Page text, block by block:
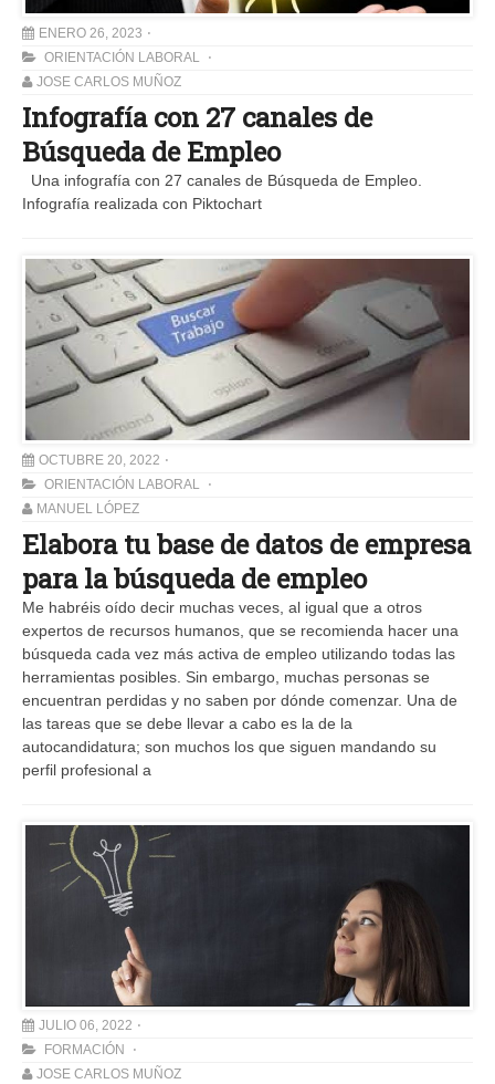
ENERO 26, 2023
ORIENTACIÓN LABORAL
JOSE CARLOS MUÑOZ
Infografía con 27 canales de
Búsqueda de Empleo
Una infografía con 27 canales de Búsqueda de Empleo.
Infografía realizada con Piktochart
OCTUBRE 20, 2022
ORIENTACIÓN LABORAL
MANUEL LÓPEZ
Elabora tu base de datos de empresa
para la búsqueda de empleo
Me habréis oído decir muchas veces, al igual que a otros
expertos de recursos humanos, que se recomienda hacer una
búsqueda cada vez más activa de empleo utilizando todas las
herramientas posibles. Sin embargo, muchas personas se
encuentran perdidas y no saben por dónde comenzar. Una de
las tareas que se debe llevar a cabo es la de la
autocandidatura; son muchos los que siguen mandando su
perfil profesional a
JULIO 06, 2022
FORMACIÓN
JOSE CARLOS MUÑOZ